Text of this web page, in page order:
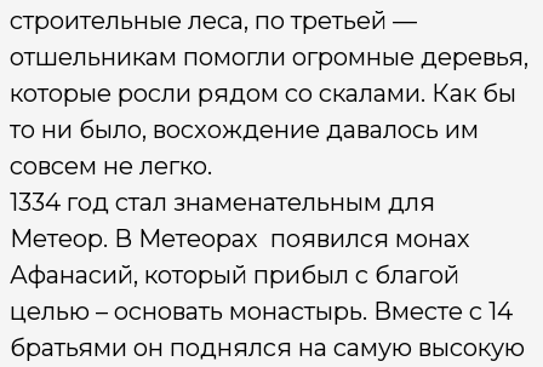
строительные леса, по третьей —
отшельникам помогли огромные де­ревья,
которые росли рядом со скалами. Как бы
то ни было, восхождение давалось им
совсем не легко.
1334 год стал знаменательным для
Метеор. В Метеорах появился монах
Афанасий, который прибыл с благой
целью – основать монастырь. Вме­сте с 14
братьями он поднялся на самую высокую